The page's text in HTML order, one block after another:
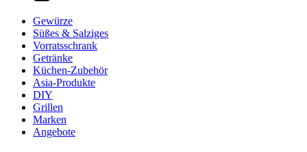
Gewürze
Süßes & Salziges
Vorratsschrank
Getränke
Küchen-Zubehör
Asia-Produkte
DIY
Grillen
Marken
Angebote